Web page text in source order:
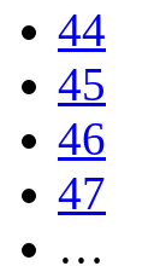
44
45
46
47
…